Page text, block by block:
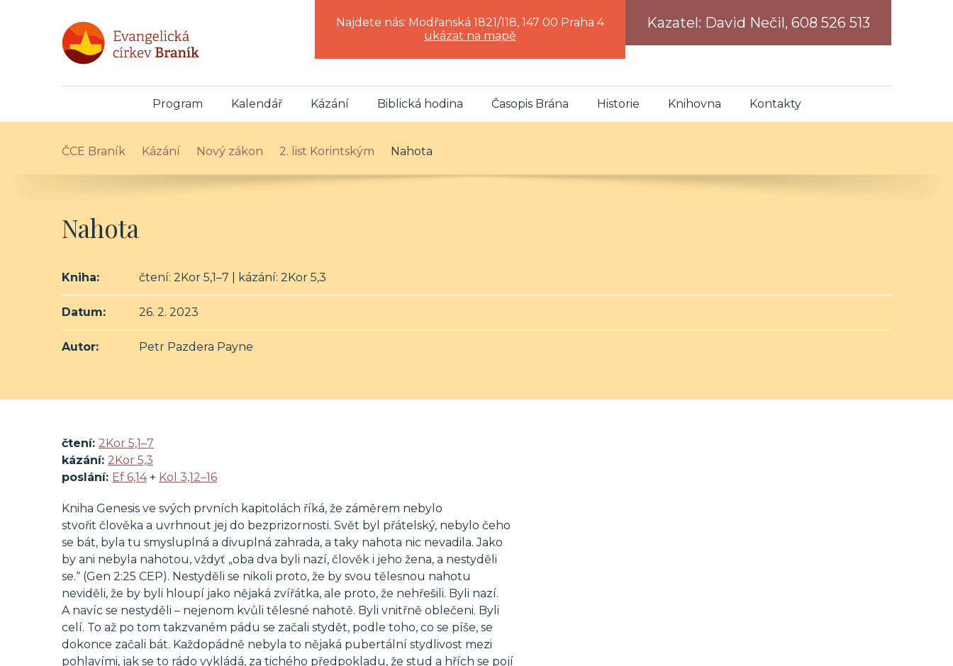
Najdete nás: Modřanská 1821/118, 147 00 Praha 4
ukázat na mapě
Kazatel: David Nečil, 608 526 513
Program Kalendář Kázání Biblická hodina Časopis Brána Historie Knihovna Kontakty
ČCE Braník Kázání Nový zákon 2. list Korintským Nahota
Nahota
Kniha: čtení: 2Kor 5,1–7 | kázání: 2Kor 5,3
Datum: 26. 2. 2023
Autor: Petr Pazdera Payne
čtení: 2Kor 5,1–7
kázání: 2Kor 5,3
poslání: Ef 6,14+ Kol 3,12–16
Kniha Genesis ve svých prvních kapitolách říká, že záměrem nebylo
stvořit člověka a uvrhnout jej do bezprizornosti. Svět byl přátelský, nebylo čeho
se bát, byla tu smysluplná a divuplná zahrada, a taky nahota nic nevadila. Jako
by ani nebyla nahotou, vždyť „oba dva byli nazí, člověk i jeho žena, a nestyděli
se.“ (Gen 2:25 CEP). Nestyděli se nikoli proto, že by svou tělesnou nahotu
neviděli, že by byli hloupí jako nějaká zvířátka, ale proto, že nehřešili. Byli nazí.
A navíc se nestyděli – nejenom kvůli tělesné nahotě. Byli vnitřně oblečeni. Byli
celí. To až po tom takzvaném pádu se začali stydět, podle toho, co se píše, se
dokonce začali bát. Každopádně nebyla to nějaká pubertální stydlivost mezi
pohlavími, jak se to rádo vykládá, za tichého předpokladu, že stud a hřích se pojí